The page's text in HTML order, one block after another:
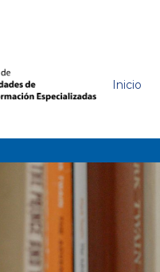
Inicio